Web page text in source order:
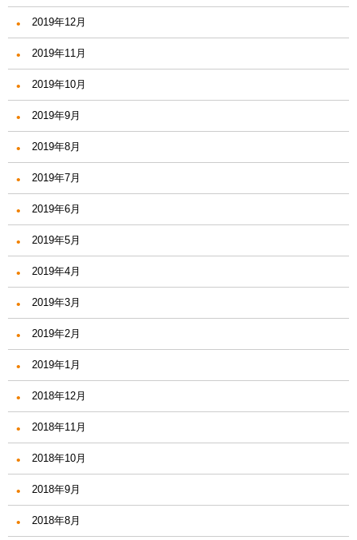
2019年12月
2019年11月
2019年10月
2019年9月
2019年8月
2019年7月
2019年6月
2019年5月
2019年4月
2019年3月
2019年2月
2019年1月
2018年12月
2018年11月
2018年10月
2018年9月
2018年8月